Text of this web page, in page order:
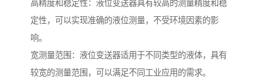
高精度和稳定性：液位变送器具有较高的测量精度和稳
定性，可以实现准确的液位测量，不受环境因素的影
响。
宽测量范围：液位变送器适用于不同类型的液体，具有
较宽的测量范围，可以满足不同工业应用的需求。